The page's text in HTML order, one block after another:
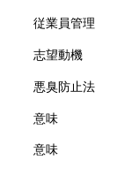
従業員管理
志望動機
悪臭防止法
意味
意味